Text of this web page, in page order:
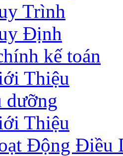
Trình
Định
kế toán
Thiệu
dưỡng
Thiệu
Động Điều